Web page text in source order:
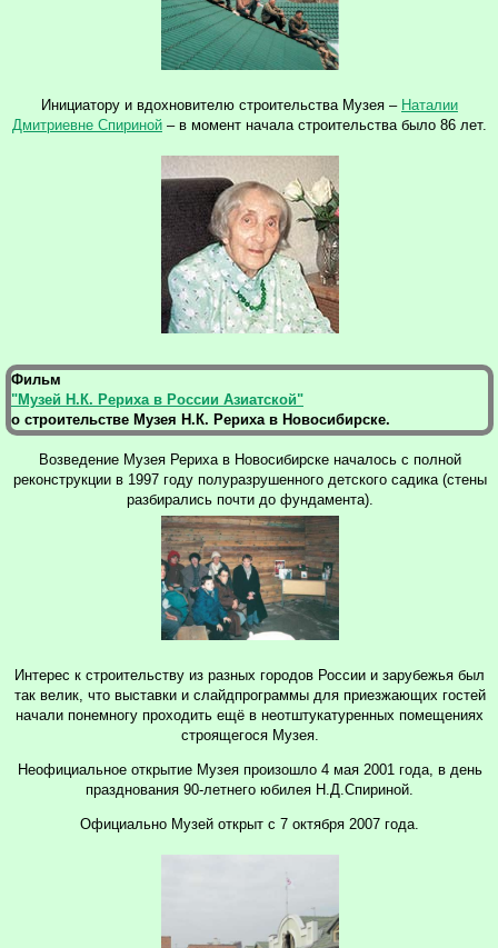
Инициатору и вдохновителю строительства Музея – Наталии
Дмитриевне Спириной – в момент начала строительства было 86 лет.
Фильм
"Музей Н.К. Рериха в России Азиатской"
о строительстве Музея Н.К. Рериха в Новосибирске.
Возведение Музея Рериха в Новосибирске началось с полной
реконструкции в 1997 году полуразрушенного детского садика (стены
разбирались почти до фундамента).
Интерес к строительству из разных городов России и зарубежья был
так велик, что выставки и слайдпрограммы для приезжающих гостей
начали понемногу проходить ещё в неотштукатуренных помещениях
строящегося Музея.
Неофициальное открытие Музея произошло 4 мая 2001 года, в день
празднования 90-летнего юбилея Н.Д.Спириной.
Официально Музей открыт с 7 октября 2007 года.